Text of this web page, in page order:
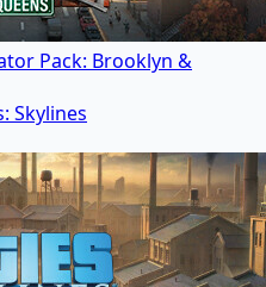
Pack: Brooklyn &
Skylines